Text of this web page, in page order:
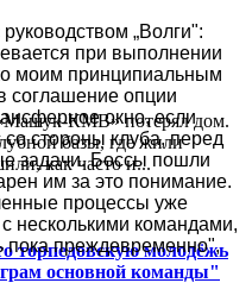
КМВ» потерял дом.
базы, где жили
как часто и...
торпедовскую молодёжь
основной команды"
„Волги":
при выполнении
моим принципиальным
соглашение опции
окно, если
стороны клуба, перед
задачи. Боссы пошли
им за это понимание.
процессы уже
несколькими командами,
пока преждевременно",